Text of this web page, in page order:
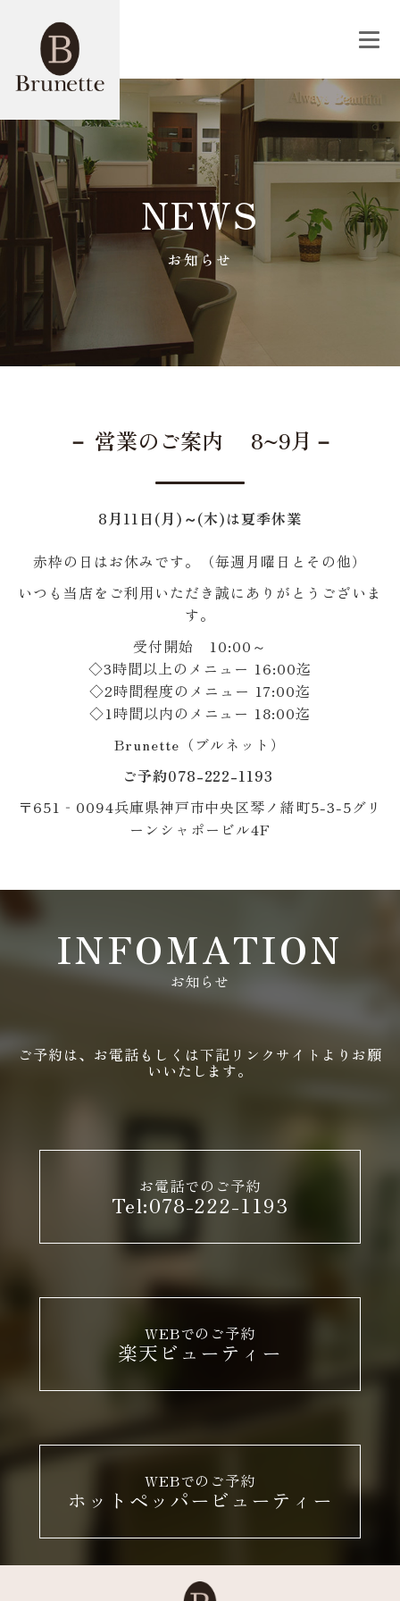
NEWS
お知らせ
－ 営業のご案内 8~9月－
8月11日(月)～(木)は夏季休業
赤枠の日はお休みです。（毎週月曜日とその他）
いつも当店をご利用いただき誠にありがとうございま
す。
受付開始 10:00～
◇3時間以上のメニュー 16:00迄
◇2時間程度のメニュー 17:00迄
◇1時間以内のメニュー 18:00迄
Brunette（ブルネット）
ご予約078-222-1193
〒651‐0094兵庫県神戸市中央区琴ノ緒町5-3-5グリ
ーンシャポービル4F
INFOMATION
お知らせ
ご予約は、お電話もしくは下記リンクサイトよりお願
いいたします。
お電話でのご予約
Tel:078-222-1193
WEBでのご予約
楽天ビューティー
WEBでのご予約
ホットペッパービューティー